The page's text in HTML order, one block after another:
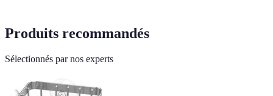
Produits recommandés
Sélectionnés par nos experts